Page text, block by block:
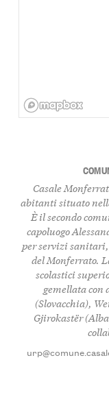
Casale
abitanti situato
È il secondo
capoluogo
per servizi
del Monferrato.
scolastici
gemellata con
(Slovacchia),
Gjirokastër